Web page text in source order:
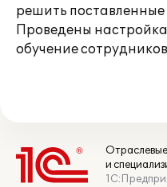
решить поставленные
Проведены
обучение
Отраслевые
и